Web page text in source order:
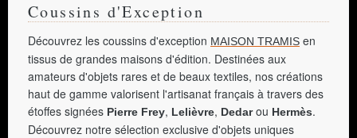
Coussins d'Exception
Découvrez les coussins d'exception MAISON TRAMIS en
tissus de grandes maisons d'édition. Destinées aux
amateurs d'objets rares et de beaux textiles, nos créations
haut de gamme valorisent l'artisanat français à travers des
étoffes signées Pierre Frey, Lelièvre, Dedarou Hermès.
Découvrez notre sélection exclusive d'objets uniques